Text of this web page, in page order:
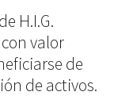
H.I.G.
valor
de
de activos.